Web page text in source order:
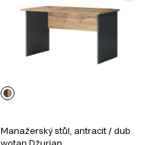
Manažerský stůl, antracit / dub